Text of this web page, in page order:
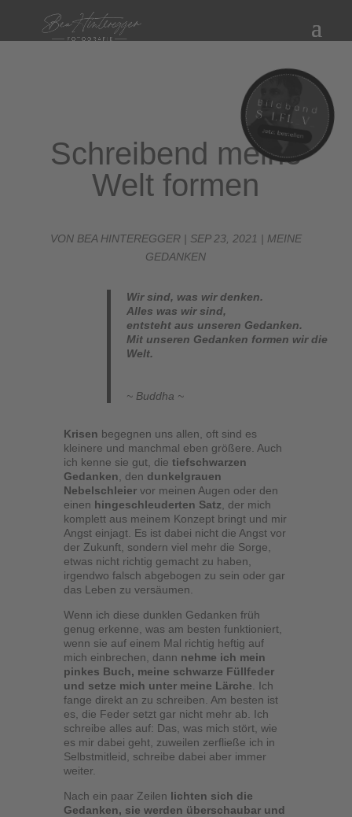
Schreibend meine
Welt formen
VON BEA HINTEREGGER| SEP 23, 2021 | MEINE
GEDANKEN
Wir sind, was wir denken.
Alles was wir sind,
entsteht aus unseren Gedanken.
Mit unseren Gedanken formen wir die
Welt.
~ Buddha ~
Krisen begegnen uns allen, oft sind es
kleinere und manchmal eben größere. Auch
ich kenne sie gut, dietiefschwarzen
Gedanken , den dunkelgrauen
Nebelschleier vor meinen Augen oder den
einen hingeschleuderten Satz , der mich
komplett aus meinem Konzept bringt und mir
Angst einjagt. Es ist dabei nicht die Angst vor
der Zukunft, sondern viel mehr die Sorge,
etwas nicht richtig gemacht zu haben,
irgendwo falsch abgebogen zu sein oder gar
das Leben zu versäumen.
Wenn ich diese dunklen Gedanken früh
genug erkenne, was am besten funktioniert,
wenn sie auf einem Mal richtig heftig auf
mich einbrechen, dann nehme ich mein
pinkes Buch, meine schwarze Füllfeder
und setze mich unter meine Lärche . Ich
fange direkt an zu schreiben. Am besten ist
es, die Feder setzt gar nicht mehr ab. Ich
schreibe alles auf: Das, was mich stört, wie
es mir dabei geht, zuweilen zerfließe ich in
Selbstmitleid, schreibe dabei aber immer
weiter.
Nach ein paar Zeilen lichten sich die
Gedanken, sie werden überschaubar und